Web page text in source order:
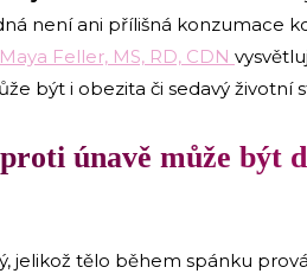
není ani přílišná konzumace
Maya Feller, MS, RD, CDN
být i obezita či sedavý životní
únavě může být
jelikož tělo během spánku